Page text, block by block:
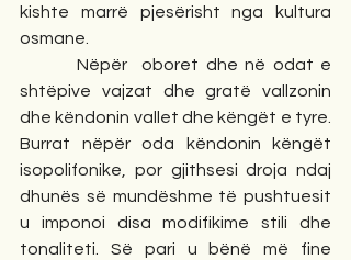
kishte marrë pjesërisht nga kultura
osmane.
shtëpive vajzat dhe gratë vallzonin
dhe këndonin vallet dhe këngët e tyre.
Burrat nëpër oda këndonin këngët
isopolifonike, por gjithsesi droja ndaj
dhunës së mundëshme të pushtuesit
u imponoi disa modifikime stili dhe
tonaliteti. Së pari u bënë më fine